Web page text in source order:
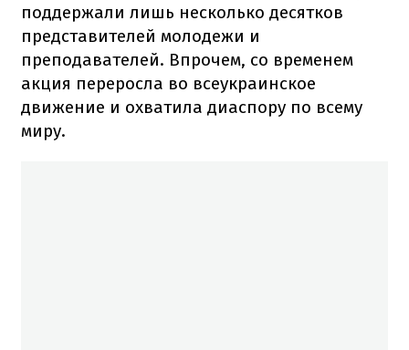
поддержали лишь несколько десятков
представителей молодежи и
преподавателей. Впрочем, со временем
акция переросла во всеукраинское
движение и охватила диаспору по всему
миру.